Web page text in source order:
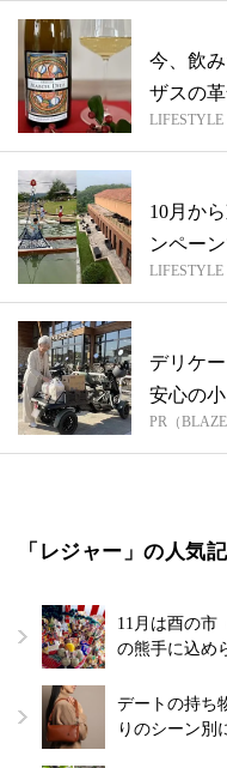
今、飲
ザスの
LIFESTYLE
10月か
ンペー
LIFESTYLE
デリケ
安心の
PR（BLAZE
「レジャー」の人気
11月は酉の市
の熊手に込め
デートの持ち
りのシーン別